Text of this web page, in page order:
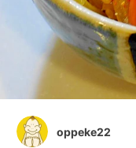
oppeke22